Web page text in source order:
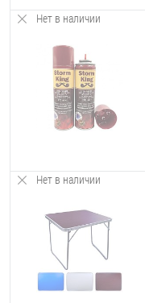
Нет в наличии
Нет в наличии